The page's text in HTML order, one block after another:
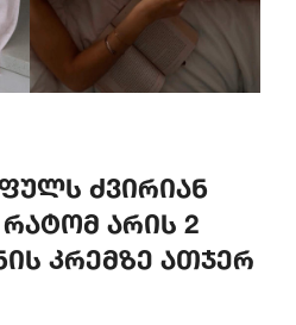
ძვირიან
არის 2
კრემზე ათჯერ